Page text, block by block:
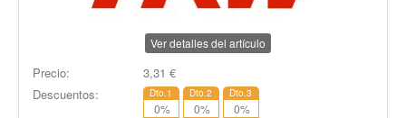
Ver detalles del artículo
Precio: 3,31 €
Descuentos:
Dto.1
0%
Dto.2
0%
Dto.3
0%